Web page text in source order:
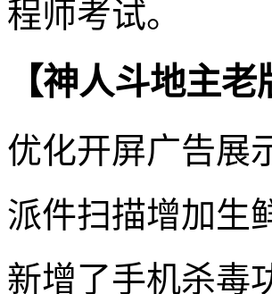
程师考试。
【神人斗地主
优化开屏广告展
派件扫描增加生
新增了手机杀毒